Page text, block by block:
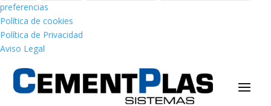
preferencias
Política de cookies
Política de Privacidad
Aviso Legal